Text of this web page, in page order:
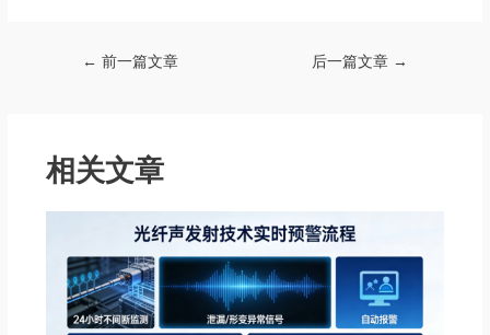
← 前一篇文章 后一篇文章 →
相关文章